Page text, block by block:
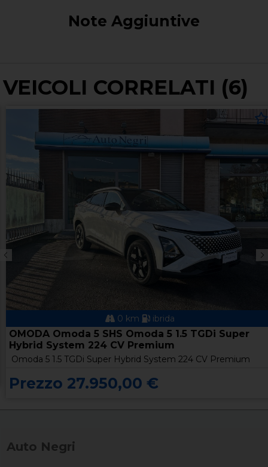
Note Aggiuntive
VEICOLI CORRELATI (6)
0 km ibrida
OMODA Omoda 5 SHS Omoda 5 1.5 TGDi Super
Hybrid System 224 CV Premium
Omoda 5 1.5 TGDi Super Hybrid System 224 CV Premium
Prezzo 27.950,00 €
Auto Negri